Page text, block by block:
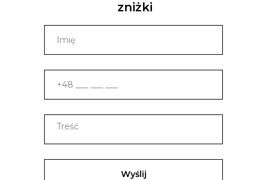
Wyślij
zniżki